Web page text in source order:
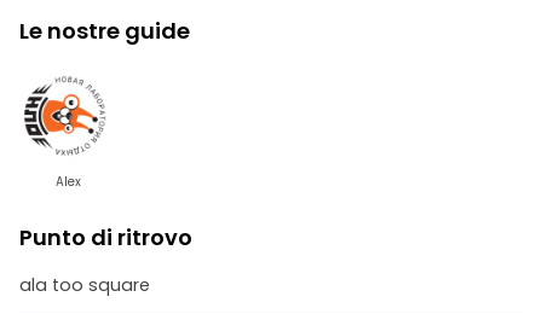
Le nostre guide
Alex
Punto di ritrovo
ala too square